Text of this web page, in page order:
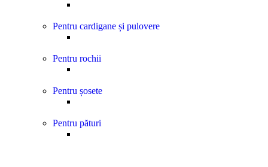
Pentru cardigane și pulovere
Pentru rochii
Pentru șosete
Pentru pături